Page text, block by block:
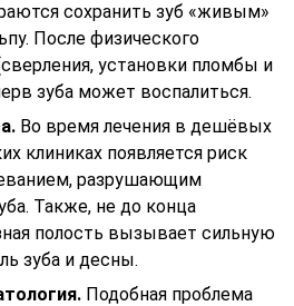
сохранить зуб «живым»
После физического
установки пломбы и
зуба может воспалиться.
Во время лечения в дешёвых
клиниках появляется риск
разрушающим
Также, не до конца
полость вызывает сильную
зуба и десны.
Подобная проблема